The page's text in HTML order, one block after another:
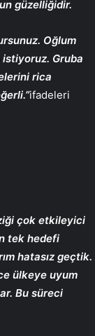
güzelliğidir.
Oğlum
istiyoruz. Gruba
rica
ifadeleri
çok etkileyici
tek hedefi
hatasız geçtik.
ülkeye uyum
Bu süreci